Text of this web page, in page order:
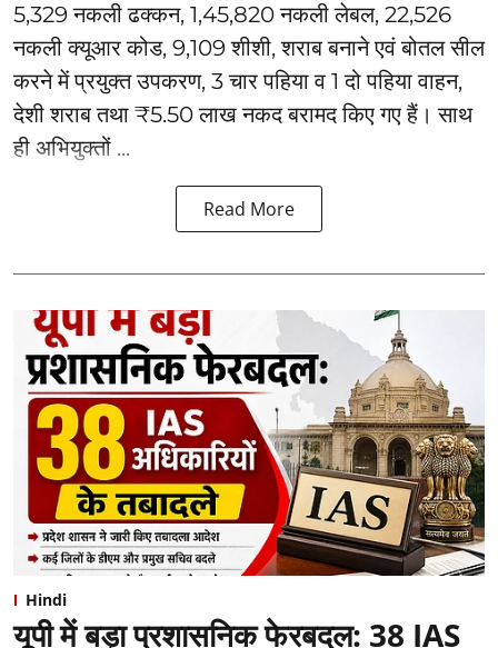
5,329 नकली ढक्कन, 1,45,820 नकली लेबल, 22,526
नकली क्यूआर कोड, 9,109 शीशी, शराब बनाने एवं बोतल सील
करने में प्रयुक्त उपकरण, 3 चार पहिया व 1 दो पहिया वाहन,
देशी शराब तथा ₹5.50 लाख नकद बरामद किए गए हैं। साथ
ही अभियुक्तों ...
Read More
Hindi
यूपी में बड़ा प्रशासनिक फेरबदल: 38 IAS